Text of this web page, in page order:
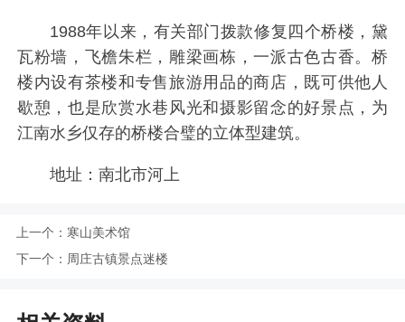
1988年以来，有关部门拨款修复四个桥楼，黛
瓦粉墙，飞檐朱栏，雕梁画栋，一派古色古香。桥
楼内设有茶楼和专售旅游用品的商店，既可供他人
歇憩，也是欣赏水巷风光和摄影留念的好景点，为
江南水乡仅存的桥楼合璧的立体型建筑。
地址：南北市河上
上一个： 寒山美术馆​
下一个： 周庄古镇景点迷楼